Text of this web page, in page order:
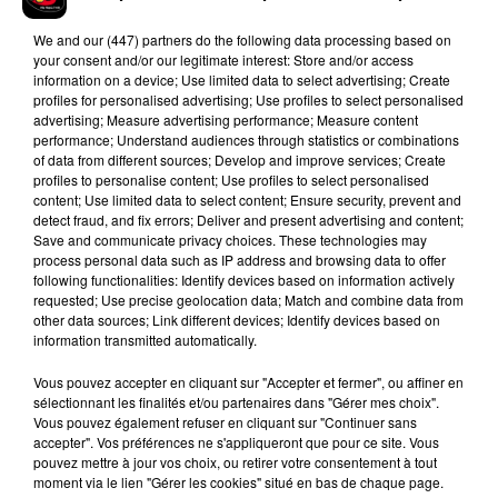
bout de l'Ender Dragon, offrant aux spectateurs présents une
fin en apothéose digne des plus grands blockbusters
hollywoodiens.
Hip-Hop News
7 août 2026
Brent Faiyaz a le cœur brisé dans son
nouveau clip
7 août 2026
Rihanna de retour en studio ? A$AP
Rocky relance l'espoir des fans
We and our (447) partnersdo the following data processing based on
your consent and/or our legitimate interest: Store and/or access
information on a device; Use limited data to select advertising; Create
profiles for personalised advertising; Use profiles to select personalised
advertising; Measure advertising performance; Measure content
performance; Understand audiences through statistics or combinations
of data from different sources; Develop and improve services; Create
profiles to personalise content; Use profiles to select personalised
content; Use limited data to select content; Ensure security, prevent and
detect fraud, and fix errors; Deliver and present advertising and content;
Save and communicate privacy choices. These technologies may
process personal data such as IP address and browsing data to offer
following functionalities: Identify devices based on information actively
requested; Use precise geolocation data; Match and combine data from
other data sources; Link different devices; Identify devices based on
information transmitted automatically.
Vous pouvez accepter en cliquant sur "Accepter et fermer", ou affiner en
sélectionnant les finalités et/ou partenaires dans "Gérer mes choix".
Vous pouvez également refuser en cliquant sur "Continuer sans
accepter". Vos préférences ne s'appliqueront que pour ce site. Vous
pouvez mettre à jour vos choix, ou retirer votre consentement à tout
moment via le lien "Gérer les cookies" situé en bas de chaque page.